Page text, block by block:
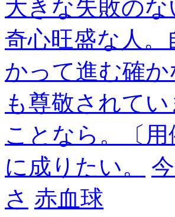
大きな失敗の
奇心旺盛な人
かって進む確
も尊敬されてい
ことなら。〔
に成りたい。
さ 赤血球